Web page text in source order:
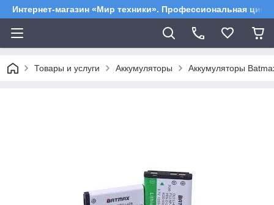
Интернет-магазин «Мир техники». Профессиональная
Товары и услуги Аккумуляторы Аккумуляторы